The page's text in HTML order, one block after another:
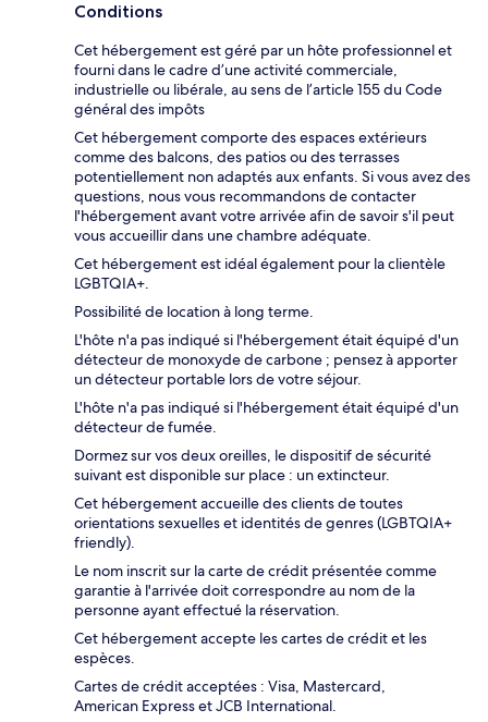
Conditions
Cet hébergement est géré par un hôte professionnel et
fourni dans le cadre d’une activité commerciale,
industrielle ou libérale, au sens de l’article 155 du Code
général des impôts
Cet hébergement comporte des espaces extérieurs
comme des balcons, des patios ou des terrasses
potentiellement non adaptés aux enfants. Si vous avez des
questions, nous vous recommandons de contacter
l'hébergement avant votre arrivée afin de savoir s'il peut
vous accueillir dans une chambre adéquate.
Cet hébergement est idéal également pour la clientèle
LGBTQIA+.
Possibilité de location à long terme.
L'hôte n'a pas indiqué si l'hébergement était équipé d'un
détecteur de monoxyde de carbone ; pensez à apporter
un détecteur portable lors de votre séjour.
L'hôte n'a pas indiqué si l'hébergement était équipé d'un
détecteur de fumée.
Dormez sur vos deux oreilles, le dispositif de sécurité
suivant est disponible sur place : un extincteur.
Cet hébergement accueille des clients de toutes
orientations sexuelles et identités de genres (LGBTQIA+
friendly).
Le nom inscrit sur la carte de crédit présentée comme
garantie à l'arrivée doit correspondre au nom de la
personne ayant effectué la réservation.
Cet hébergement accepte les cartes de crédit et les
espèces.
Cartes de crédit acceptées : Visa, Mastercard,
American Express et JCB International.